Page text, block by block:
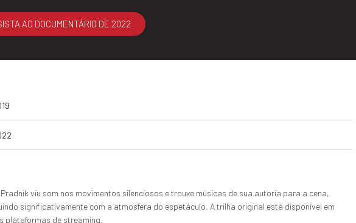
AO DOCUMENTÁRIO DE 2022
viu som nos movimentos silenciosos e trouxe músicas de sua autoria para a cena,
significativamente com a atmosfera do espetáculo. A trilha original está disponível em
plataformas de streaming.